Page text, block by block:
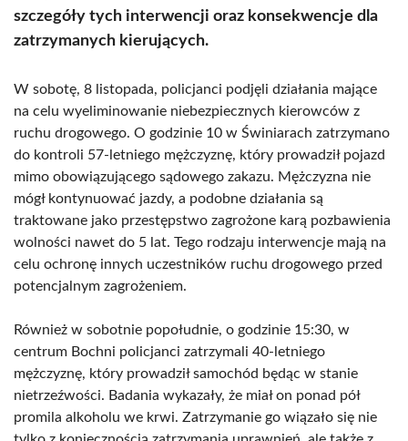
szczegóły tych interwencji oraz konsekwencje dla
zatrzymanych kierujących.
W sobotę, 8 listopada, policjanci podjęli działania mające
na celu wyeliminowanie niebezpiecznych kierowców z
ruchu drogowego. O godzinie 10 w Świniarach zatrzymano
do kontroli 57-letniego mężczyznę, który prowadził pojazd
mimo obowiązującego sądowego zakazu. Mężczyzna nie
mógł kontynuować jazdy, a podobne działania są
traktowane jako przestępstwo zagrożone karą pozbawienia
wolności nawet do 5 lat. Tego rodzaju interwencje mają na
celu ochronę innych uczestników ruchu drogowego przed
potencjalnym zagrożeniem.
Również w sobotnie popołudnie, o godzinie 15:30, w
centrum Bochni policjanci zatrzymali 40-letniego
mężczyznę, który prowadził samochód będąc w stanie
nietrzeźwości. Badania wykazały, że miał on ponad pół
promila alkoholu we krwi. Zatrzymanie go wiązało się nie